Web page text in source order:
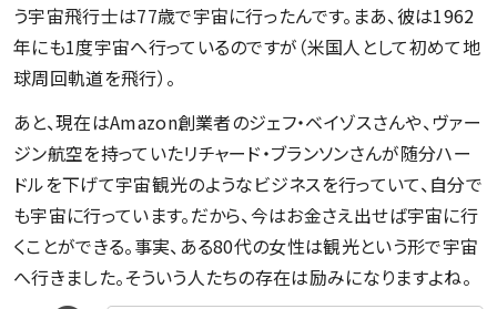
う宇宙飛行士は77歳で宇宙に行ったんです。まあ、彼は1962
年にも1度宇宙へ行っているのですが（米国人として初めて地
球周回軌道を飛行）。
あと、現在はAmazon創業者のジェフ・ベイゾスさんや、ヴァー
ジン航空を持っていたリチャード・ブランソンさんが随分ハー
ドルを下げて宇宙観光のようなビジネスを行っていて、自分で
も宇宙に行っています。だから、今はお金さえ出せば宇宙に行
くことができる。事実、ある80代の女性は観光という形で宇宙
へ行きました。そういう人たちの存在は励みになりますよね。